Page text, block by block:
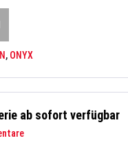
, ONYX
ab sofort verfügbar